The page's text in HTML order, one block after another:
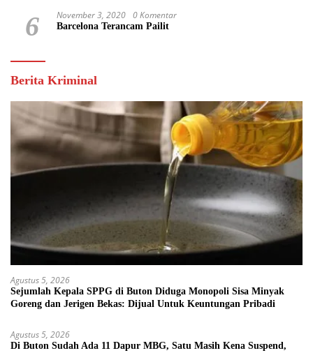
6 November 3, 2020 0 Komentar
Barcelona Terancam Pailit
Berita Kriminal
Agustus 5, 2026
Sejumlah Kepala SPPG di Buton Diduga Monopoli Sisa Minyak
Goreng dan Jerigen Bekas: Dijual Untuk Keuntungan Pribadi
Agustus 5, 2026
Di Buton Sudah Ada 11 Dapur MBG, Satu Masih Kena Suspend,